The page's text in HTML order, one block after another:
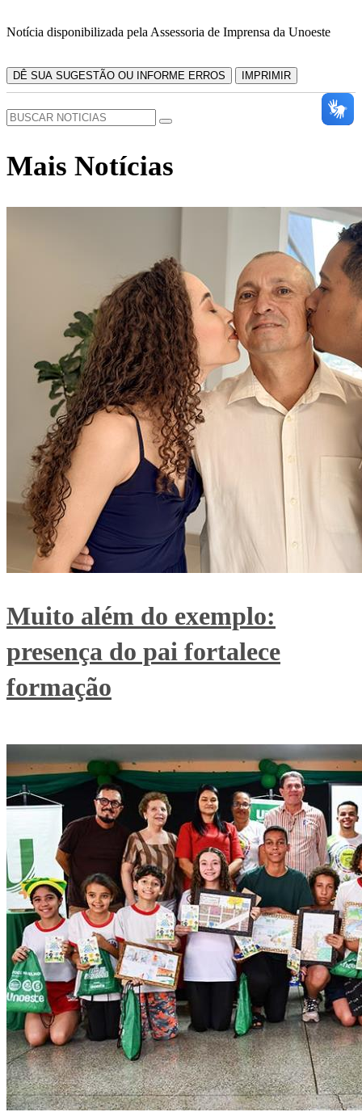
Notícia disponibilizada pela Assessoria de Imprensa da Unoeste
DÊ SUA SUGESTÃO OU INFORME ERROS IMPRIMIR
Mais Notícias
Muito além do exemplo:
presença do pai fortalece
formação